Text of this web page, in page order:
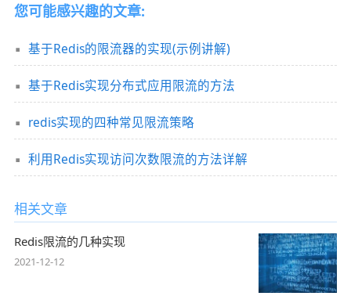
您可能感兴趣的文章:
基于Redis的限流器的实现(示例讲解)
基于Redis实现分布式应用限流的方法
redis实现的四种常见限流策略
利用Redis实现访问次数限流的方法详解
相关文章
Redis限流的几种实现
2021-12-12